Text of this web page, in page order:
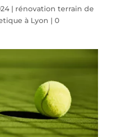
| rénovation terrain de
à Lyon | 0